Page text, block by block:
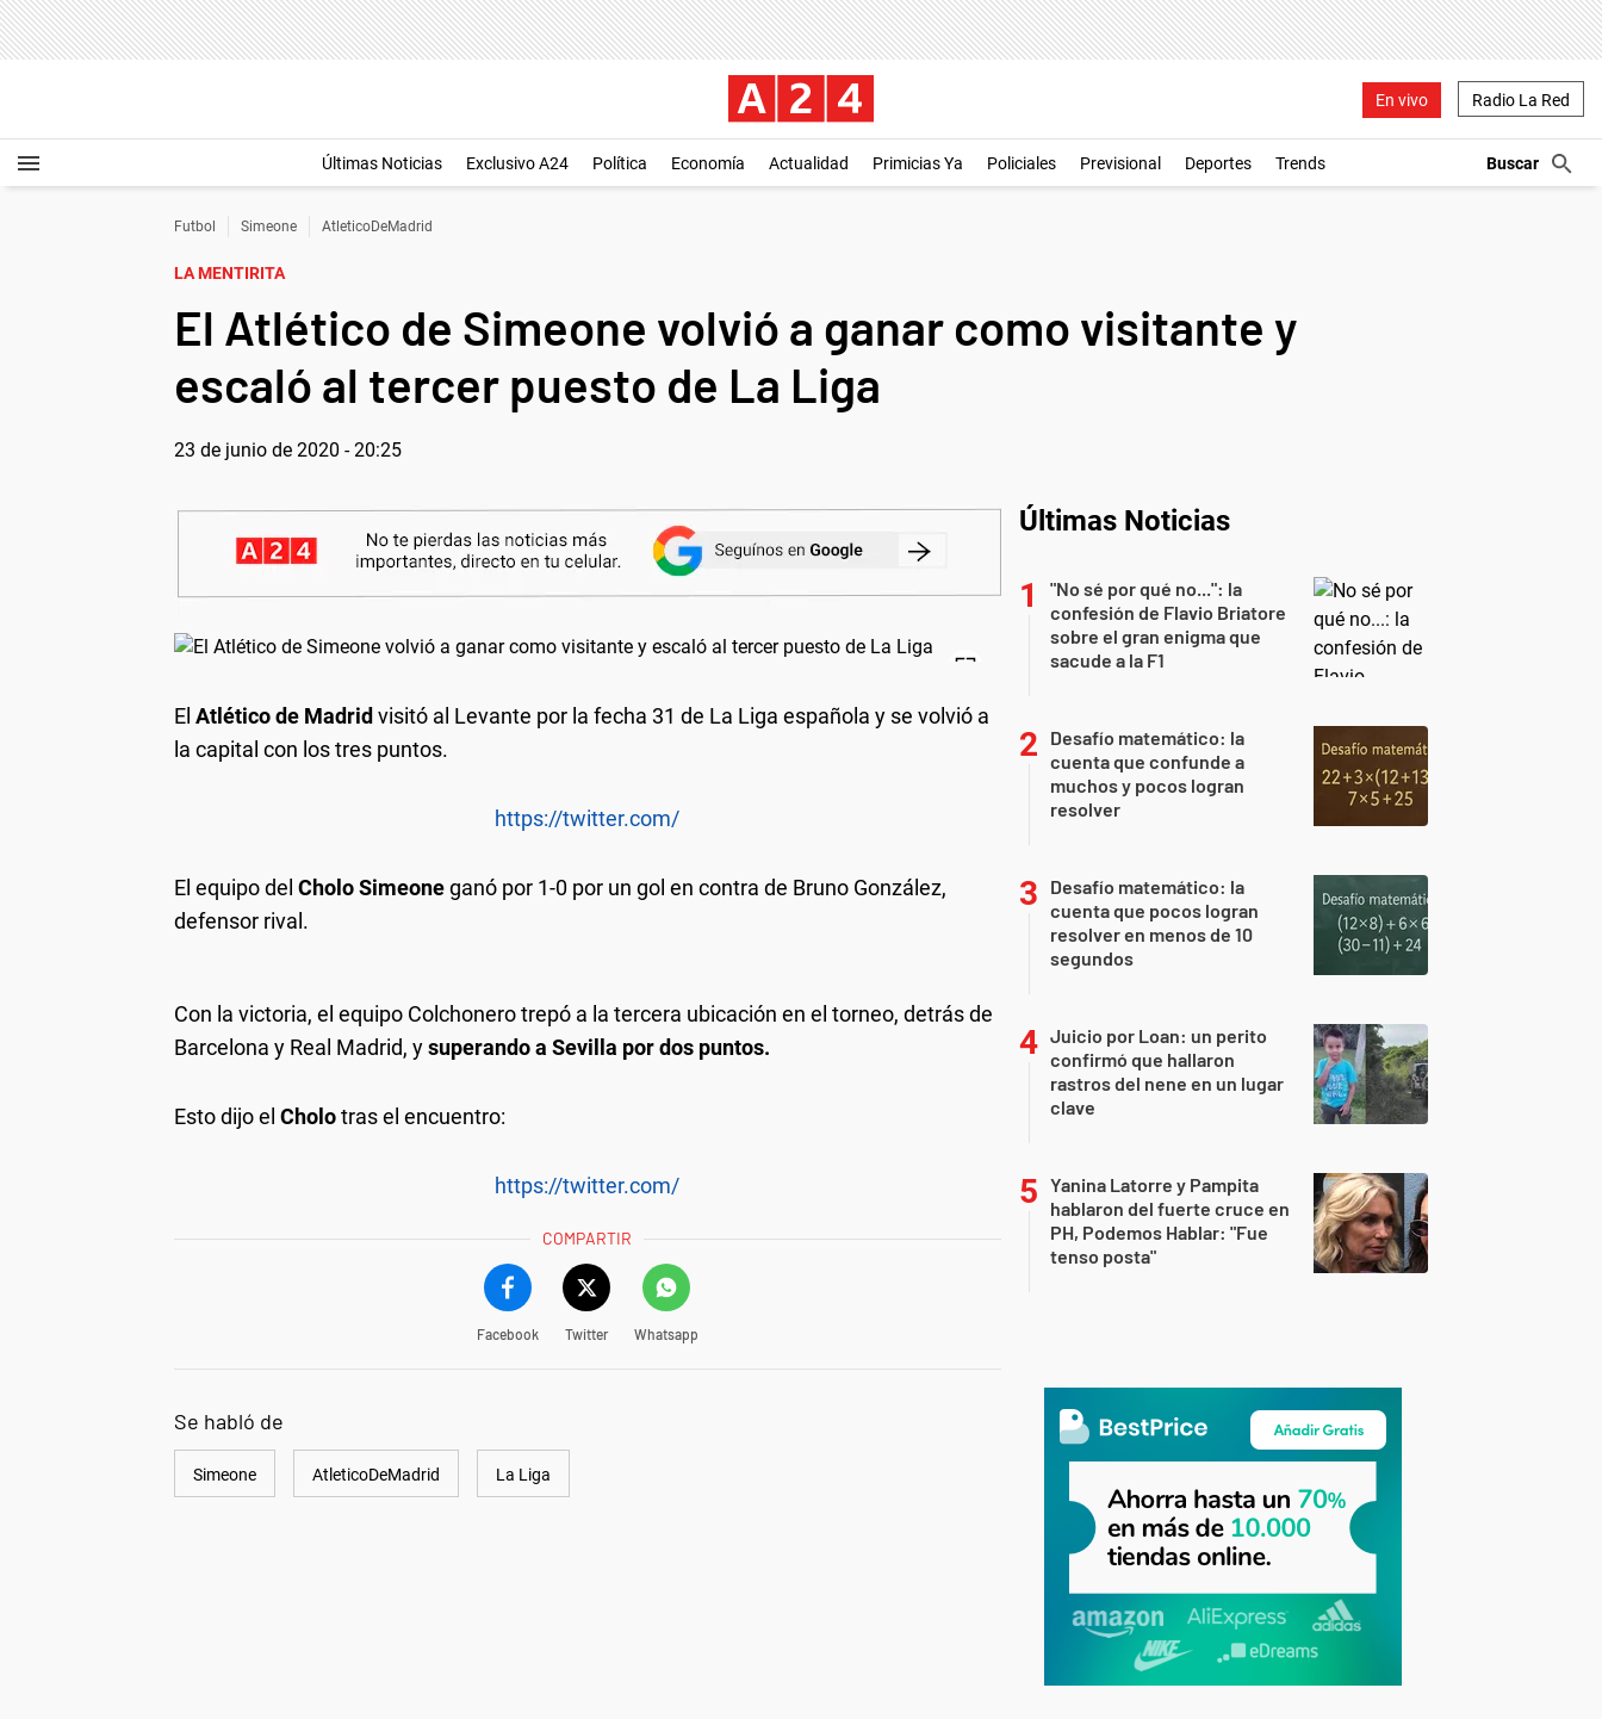
En vivo Radio La Red
Últimas Noticias Exclusivo A24 Política Economía Actualidad Primicias Ya Policiales Previsional Deportes Trends
Futbol Simeone AtleticoDeMadrid
LA MENTIRITA
El Atlético de Simeone volvió a ganar como visitante y
escaló al tercer puesto de La Liga
23 de junio de 2020 - 20:25
El Atlético de Madridvisitó al Levante por la fecha 31 de La Liga española y se volvió a
la capital con los tres puntos.
https://twitter.com/
El equipo del Cholo Simeoneganó por 1-0 por un gol en contra de Bruno González,
defensor rival.
Con la victoria, el equipo Colchonero trepó a la tercera ubicación en el torneo, detrás de
Barcelona y Real Madrid, ysuperando a Sevilla por dos puntos.
Esto dijo el Cholotras el encuentro:
https://twitter.com/
COMPARTIR
Facebook Twitter Whatsapp
Se habló de
Simeone AtleticoDeMadrid La Liga
Últimas Noticias
"No sé por qué no...": la
confesión de Flavio Briatore
sobre el gran enigma que
sacude a la F1
Desafío matemático: la
cuenta que confunde a
muchos y pocos logran
resolver
Desafío matemático: la
cuenta que pocos logran
resolver en menos de 10
segundos
Juicio por Loan: un perito
confirmó que hallaron
rastros del nene en un lugar
clave
Yanina Latorre y Pampita
hablaron del fuerte cruce en
PH, Podemos Hablar: "Fue
tenso posta"